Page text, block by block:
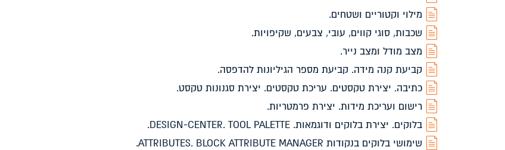
מילוי וקטוריים ושטחים.
שכבות, סוגי קווים, עובי, צבעים, שקיפויות.
מצב מודל ומצב נייר.
קביעת קנה מידה. קביעת מספר הגיליונות להדפסה.
כתיבה. יצירת טקסטים. עריכת טקסטים. יצירת סגנונות טקסט.
רישום ועריכת מידות. יצירת פרמטריות.
בלוקים. יצירת בלוקים ודוגמאות. DESIGN-CENTER. TOOL PALETTE.
שימושי בלוקים בנקודות ATTRIBUTES. BLOCK ATTRIBUTE MANAGER.